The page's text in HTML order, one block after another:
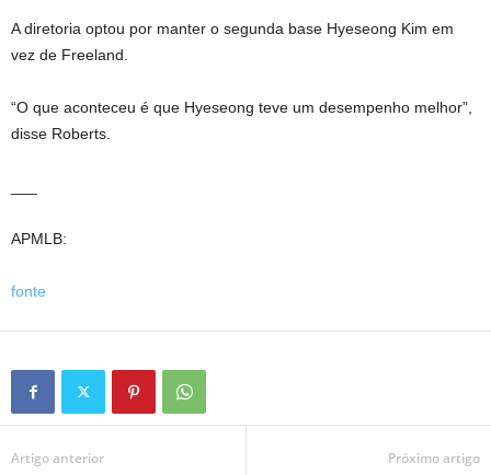
A diretoria optou por manter o segunda base Hyeseong Kim em
vez de Freeland.
“O que aconteceu é que Hyeseong teve um desempenho melhor”,
disse Roberts.
APMLB:
fonte
Artigo anterior Próximo artigo